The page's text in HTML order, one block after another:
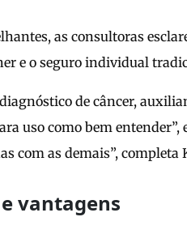
as consultoras
e o seguro individual
de câncer,
uso como bem
com as demais”, completa
vantagens